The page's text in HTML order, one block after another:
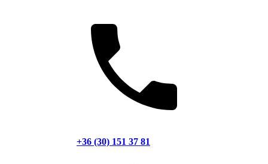
+36 (30) 151 37 81